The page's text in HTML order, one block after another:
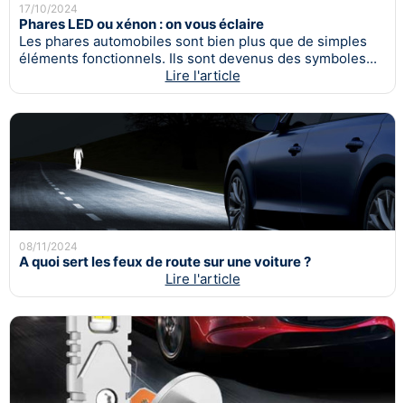
17/10/2024
Phares LED ou xénon : on vous éclaire
Les phares automobiles sont bien plus que de simples
éléments fonctionnels. Ils sont devenus des symboles...
Lire l'article
08/11/2024
A quoi sert les feux de route sur une voiture ?
Lire l'article